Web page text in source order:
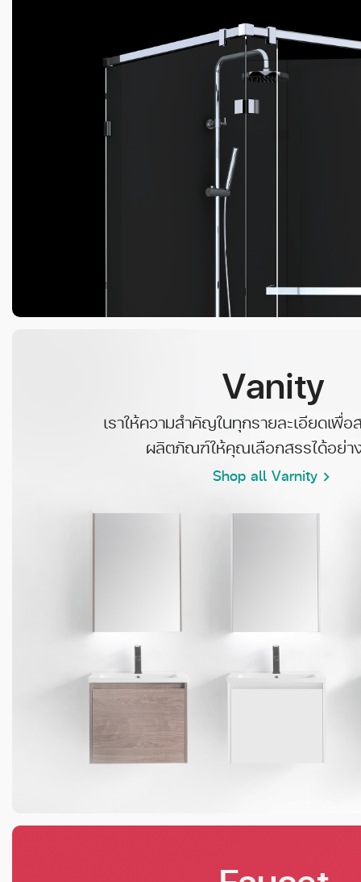
Vanity
เราให้ความสำคัญในทุกรายละเอียดเพื่
ผลิตภัณฑ์ให้คุณเลือกสรรได้อย่า
Shop all Varnitychevron_right